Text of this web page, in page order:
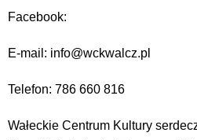
Facebook:
E-mail: info@wckwalcz.pl
Telefon: 786 660 816
Wałeckie Centrum Kultury